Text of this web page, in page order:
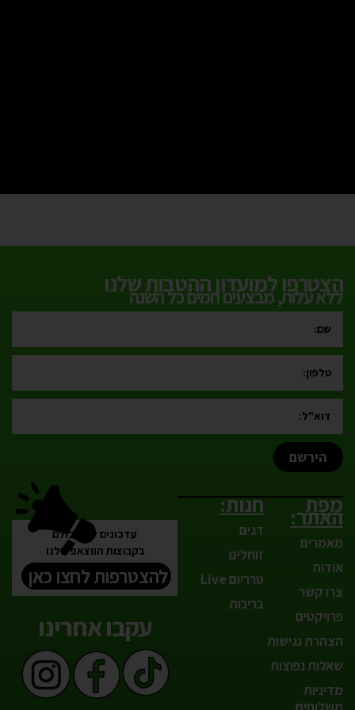
הצטרפו למועדון ההטבות שלנו
ללא עלות, מבצעים חמים כל השנה
הירשם
מפת
האתר:
מאמרים
אודות
צרו קשר
פרויקטים
הצהרת נגישות
שאלות נפוצות
מדיניות
חנות:
דגים
זוחלים
טרריום Live
בריכות
עדכונים לפני כולם
בקבוצות הווצאפ שלנו
להצטרפות לחצו כאן
עקבו אחרינו